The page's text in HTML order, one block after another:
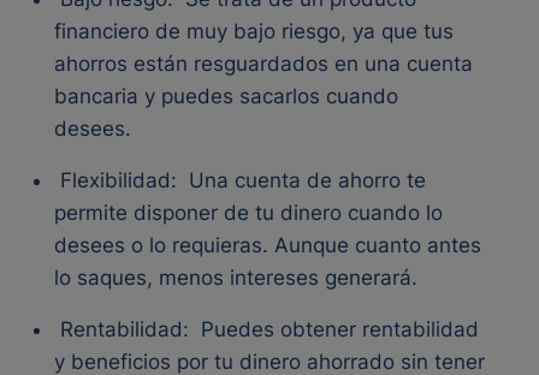
financiero de muy bajo riesgo, ya que tus
ahorros están resguardados en una cuenta
bancaria y puedes sacarlos cuando
desees.
Flexibilidad: Una cuenta de ahorro te
permite disponer de tu dinero cuando lo
desees o lo requieras. Aunque cuanto antes
lo saques, menos intereses generará.
Rentabilidad: Puedes obtener rentabilidad
y beneficios por tu dinero ahorrado sin tener